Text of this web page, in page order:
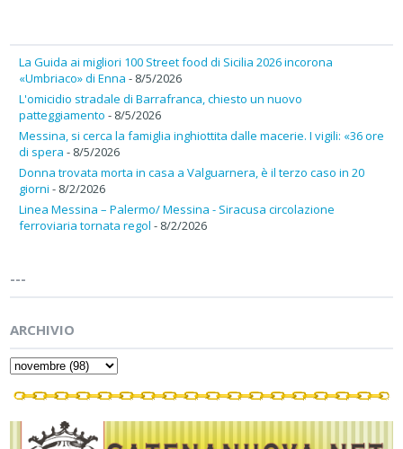
La Guida ai migliori 100 Street food di Sicilia 2026 incorona
«Umbriaco» di Enna - 8/5/2026
L'omicidio stradale di Barrafranca, chiesto un nuovo
patteggiamento - 8/5/2026
Messina, si cerca la famiglia inghiottita dalle macerie. I vigili: «36 ore
di spera - 8/5/2026
Donna trovata morta in casa a Valguarnera, è il terzo caso in 20
giorni - 8/2/2026
Linea Messina – Palermo/ Messina - Siracusa circolazione
ferroviaria tornata regol - 8/2/2026
---
ARCHIVIO